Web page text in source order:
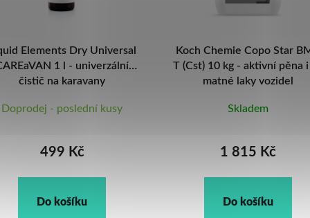
Chemie Copo Star BMP
10 kg - aktivní pěna i na
matné laky vozidel
Skladem
1 815 Kč
Do košíku
Koch Chemie Hydro
Sealant S0.03 1 l -
koncentrovaný sealant
Skladem
938 Kč
Do košíku